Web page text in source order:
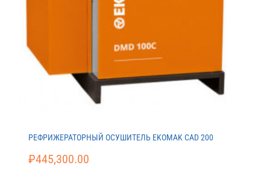
РЕФРИЖЕРАТОРНЫЙ ОСУШИТЕЛЬ EKOMAK CAD 200
₽445,300.00